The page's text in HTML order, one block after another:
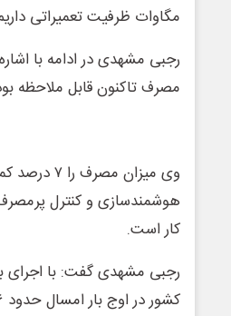
مگاوات ظرفیت تعمیراتی داریم که ۹۹ درصد آن انجام شده و مابقی آسیب جدی
رجبی مشهدی در ادامه با
مصرف تاکنون قابل ملاحظه
وی میزان
هوشمندسازی و کنترل
کار است.
رجبی مشهدی گفت: با اجرای
کشور در اوج بار امسال حدود ۶ هزار مگاوات بهبود یابد.